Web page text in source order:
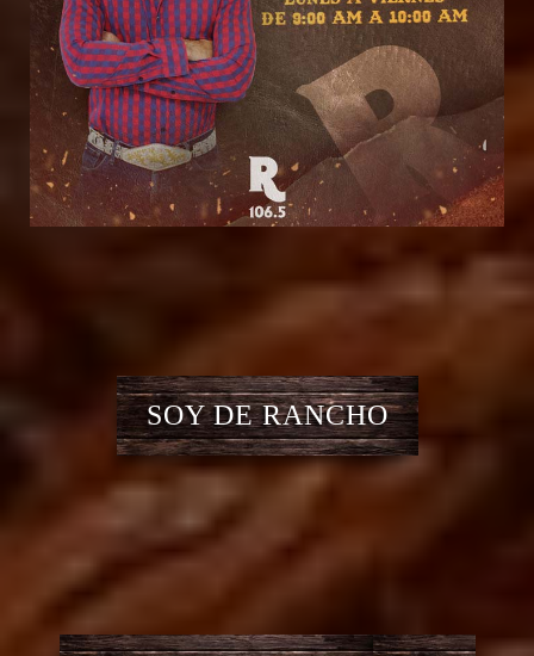
SOY DE RANCHO